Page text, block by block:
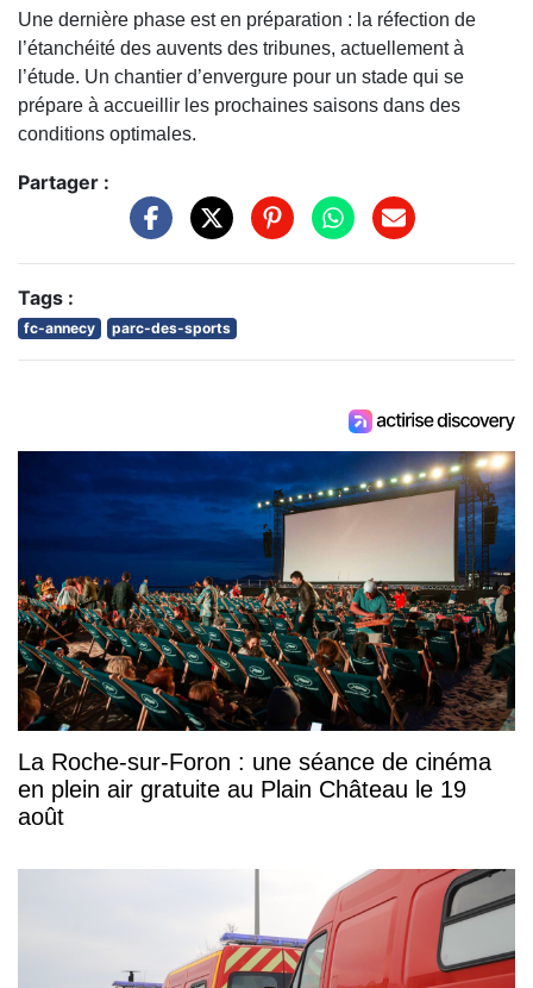
Une dernière phase est en préparation : la réfection de
l’étanchéité des auvents des tribunes, actuellement à
l’étude. Un chantier d’envergure pour un stade qui se
prépare à accueillir les prochaines saisons dans des
conditions optimales.
Partager :
Tags :
fc-annecy parc-des-sports
La Roche-sur-Foron : une séance de cinéma
en plein air gratuite au Plain Château le 19
août